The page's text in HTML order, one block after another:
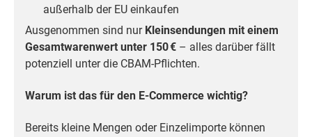
außerhalb der EU einkaufen
Ausgenommen sind nur Kleinsendungen mit einem
Gesamtwarenwert unter 150 € – alles darüber fällt
potenziell unter die CBAM-Pflichten.
Warum ist das für den E-Commerce wichtig?
Bereits kleine Mengen oder Einzelimporte können